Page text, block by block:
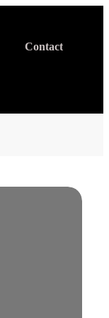
Contact